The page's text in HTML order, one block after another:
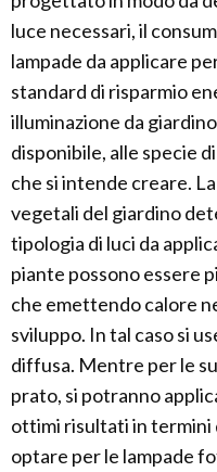
luce necessari, il
lampade da applicare
standard di risparmio
illuminazione da
disponibile, alle specie
che si intende creare.
vegetali del giardino
tipologia di luci da
piante possono essere
che emettendo calore
sviluppo. In tal caso si
diffusa. Mentre per le
prato, si potranno
ottimi risultati in termini
optare per le lampade